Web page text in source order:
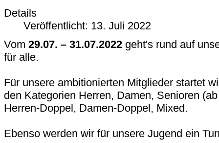
Details
Veröffentlicht: 13. Juli 2022
Vom 29.07. – 31.07.2022 geht's rund auf
für alle.
Für unsere ambitionierten Mitglieder startet
den Kategorien Herren, Damen, Senioren
Herren-Doppel, Damen-Doppel, Mixed.
Ebenso werden wir für unsere Jugend ein